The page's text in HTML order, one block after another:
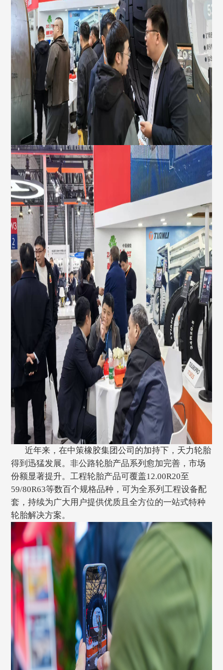
近年来，在中策橡胶集团公司的加持下，天力轮胎
得到迅猛发展。非公路轮胎产品系列愈加完善，市场
份额显著提升。工程轮胎产品可覆盖12.00R20至
59/80R63等数百个规格品种，可为全系列工程设备配
套，持续为广大用户提供优质且全方位的一站式特种
轮胎解决方案。